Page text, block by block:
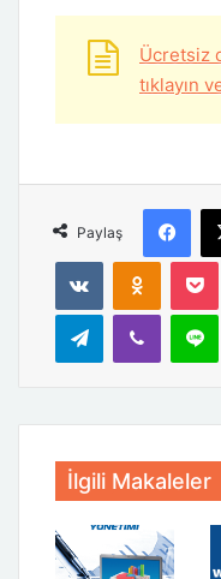
Ücretsiz
tıklayın
Paylaş
VKontakte
TelegramViber
İlgili Makaleler